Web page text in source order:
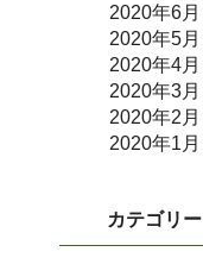
2020年6月
2020年5月
2020年4月
2020年3月
2020年2月
2020年1月
カテゴリー